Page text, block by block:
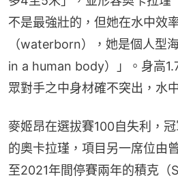
不是最強壯的，但她在水中效
（waterborn），她是個人型
in a human body）」。身高
眾對手之中身材確不突出，水
麥姬昂在選拔賽100自失利，
的奧卡拉瑾，項目另一席位由
至2021年間停賽兩年的積克（